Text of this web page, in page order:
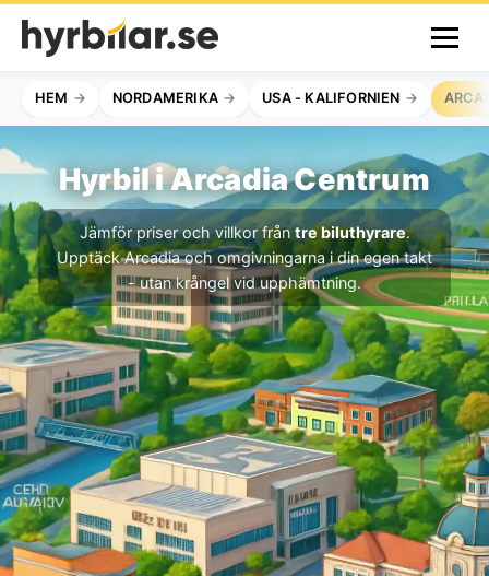
HEM NORDAMERIKA USA - KALIFORNIEN
Hyrbil i Arcadia Centrum
Jämför priser och villkor fråntre biluthyrare.
Upptäck Arcadia och omgivningarna i din egen takt
- utan krångel vid upphämtning.